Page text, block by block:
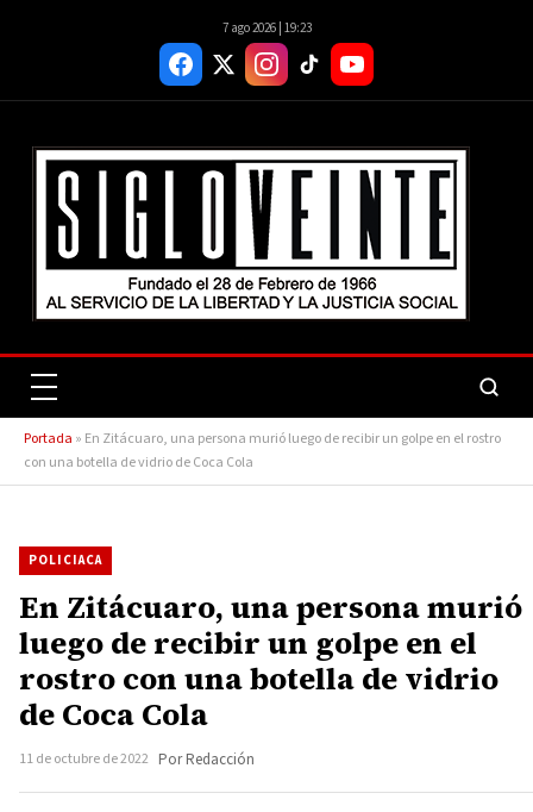
7 ago 2026 | 19:23
Portada » En Zitácuaro, una persona murió luego de recibir un golpe en el rostro
con una botella de vidrio de Coca Cola
POLICIACA
En Zitácuaro, una persona murió
luego de recibir un golpe en el
rostro con una botella de vidrio
de Coca Cola
11 de octubre de 2022 Por Redacción